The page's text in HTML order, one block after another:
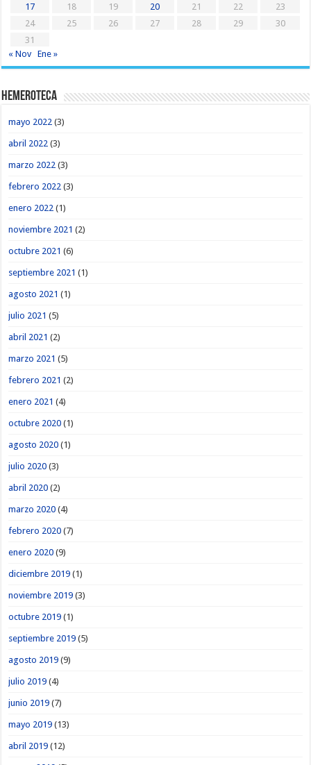
17
18 19 20 21 22
23
24
25 26 27 28 29
30
31
« Nov
Ene »
Hemeroteca
mayo 2022 (3)
abril 2022 (3)
marzo 2022 (3)
febrero 2022 (3)
enero 2022 (1)
noviembre 2021 (2)
octubre 2021 (6)
septiembre 2021 (1)
agosto 2021 (1)
julio 2021 (5)
abril 2021 (2)
marzo 2021 (5)
febrero 2021 (2)
enero 2021 (4)
octubre 2020 (1)
agosto 2020 (1)
julio 2020 (3)
abril 2020 (2)
marzo 2020 (4)
febrero 2020 (7)
enero 2020 (9)
diciembre 2019 (1)
noviembre 2019 (3)
octubre 2019 (1)
septiembre 2019 (5)
agosto 2019 (9)
julio 2019 (4)
junio 2019 (7)
mayo 2019 (13)
abril 2019 (12)